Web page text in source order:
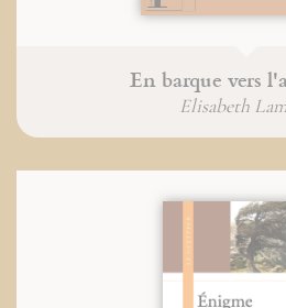
En barque vers
Elisabeth